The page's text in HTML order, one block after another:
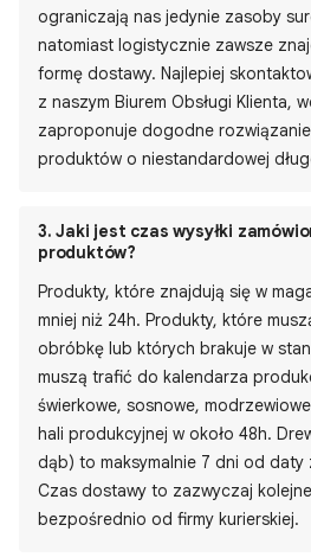
ograniczają nas jedynie zasoby
natomiast logistycznie zawsze
formę dostawy. Najlepiej
z naszym Biurem Obsługi Klienta,
zaproponuje dogodne
produktów o niestandardowej
3. Jaki jest czas wysyłki
produktów?
Produkty, które znajdują się w
mniej niż 24h. Produkty, które
obróbkę lub których brakuje w
muszą trafić do kalendarza
świerkowe, sosnowe,
hali produkcyjnej w około 48h.
dąb) to maksymalnie 7 dni od daty
Czas dostawy to zazwyczaj
bezpośrednio od firmy kurierskiej.